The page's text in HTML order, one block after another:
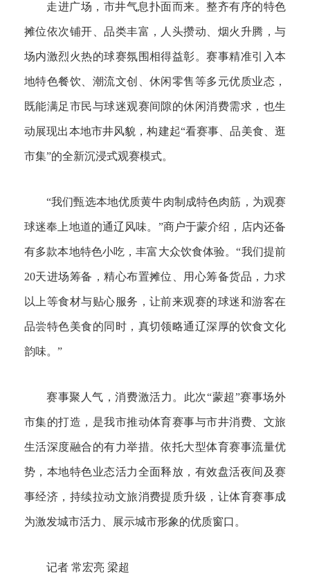
走进广场，市井气息扑面而来。整齐有序的特色
摊位依次铺开、品类丰富，人头攒动、烟火升腾，与
场内激烈火热的球赛氛围相得益彰。赛事精准引入本
地特色餐饮、潮流文创、休闲零售等多元优质业态，
既能满足市民与球迷观赛间隙的休闲消费需求，也生
动展现出本地市井风貌，构建起“看赛事、品美食、逛
市集”的全新沉浸式观赛模式。
“我们甄选本地优质黄牛肉制成特色肉筋，为观赛
球迷奉上地道的通辽风味。”商户于蒙介绍，店内还备
有多款本地特色小吃，丰富大众饮食体验。“我们提前
20天进场筹备，精心布置摊位、用心筹备货品，力求
以上等食材与贴心服务，让前来观赛的球迷和游客在
品尝特色美食的同时，真切领略通辽深厚的饮食文化
韵味。”
赛事聚人气，消费激活力。此次“蒙超”赛事场外
市集的打造，是我市推动体育赛事与市井消费、文旅
生活深度融合的有力举措。依托大型体育赛事流量优
势，本地特色业态活力全面释放，有效盘活夜间及赛
事经济，持续拉动文旅消费提质升级，让体育赛事成
为激发城市活力、展示城市形象的优质窗口。
记者 常宏亮 梁超